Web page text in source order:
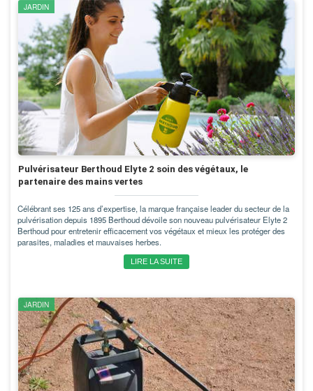
JARDIN
Pulvérisateur Berthoud Elyte 2 soin des végétaux, le
partenaire des mains vertes
Célébrant ses 125 ans d’expertise, la marque française leader du secteur de la
pulvérisation depuis 1895 Berthoud dévoile son nouveau pulvérisateur Elyte 2
Berthoud pour entretenir efficacement vos végétaux et mieux les protéger des
parasites, maladies et mauvaises herbes.
LIRE LA SUITE
JARDIN